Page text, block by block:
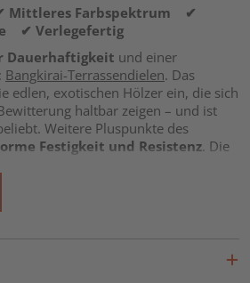
Mittleres Farbspektrum ✔
✔ Verlegefertig
Dauerhaftigkeit und einer
: Bangkirai-Terrassendielen. Das
edlen, exotischen Hölzer ein, die sich
haltbar zeigen – und ist
Weitere Pluspunkte des
Festigkeit und Resistenz. Die
sich diese einfach nachholen – die
oder Veredelung besteht